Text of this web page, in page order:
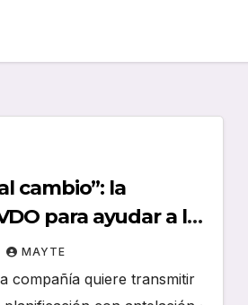
cambio”: la
para ayudar a las
y acelerar la
nuevo tacógrafo
MAYTE
compañía quiere transmitir